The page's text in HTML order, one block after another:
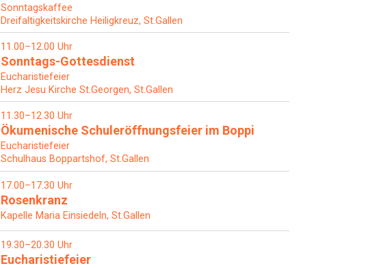
Sonntagskaffee
Dreifaltigkeitskirche Heiligkreuz, St.Gallen
11.00–12.00 Uhr
Sonntags-Gottesdienst
Eucharistiefeier
Herz Jesu Kirche St.Georgen, St.Gallen
11.30–12.30 Uhr
Ökumenische Schuleröffnungsfeier im Boppi
Eucharistiefeier
Schulhaus Boppartshof, St.Gallen
17.00–17.30 Uhr
Rosenkranz
Kapelle Maria Einsiedeln, St.Gallen
19.30–20.30 Uhr
Eucharistiefeier